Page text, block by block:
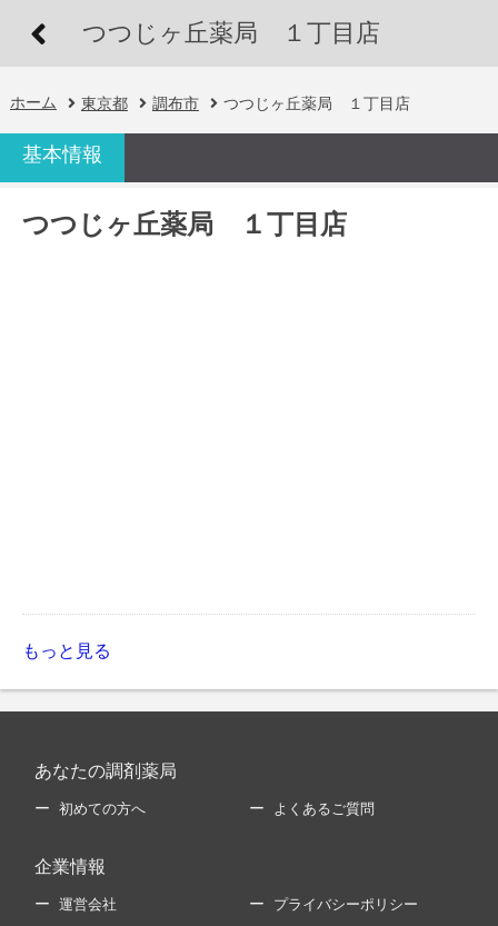
つつじヶ丘薬局 １丁目店
ホーム 東京都 調布市 つつじヶ丘薬局 １丁目店
基本情報
つつじヶ丘薬局 １丁目店
もっと見る
あなたの調剤薬局
初めての方へ よくあるご質問
企業情報
運営会社 プライバシーポリシー